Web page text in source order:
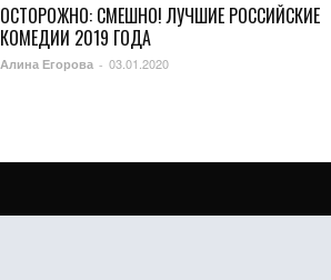
ОСТОРОЖНО: СМЕШНО! ЛУЧШИЕ РОССИЙСКИЕ
КОМЕДИИ 2019 ГОДА
Алина Егорова - 03.01.2020